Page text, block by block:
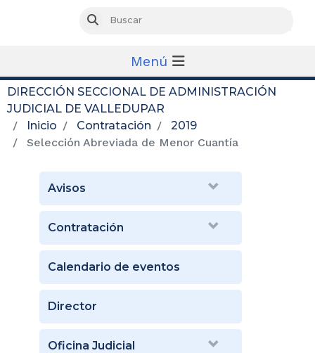
Buscar
Menú
DIRECCIÓN SECCIONAL DE ADMINISTRACIÓN
JUDICIAL DE VALLEDUPAR
Inicio
Contratación
2019
Selección Abreviada de Menor Cuantía
Avisos
Contratación
Calendario de eventos
Director
Oficina Judicial